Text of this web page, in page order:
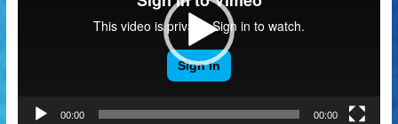
00:00 00:00